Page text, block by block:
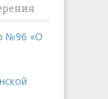
№96 «О